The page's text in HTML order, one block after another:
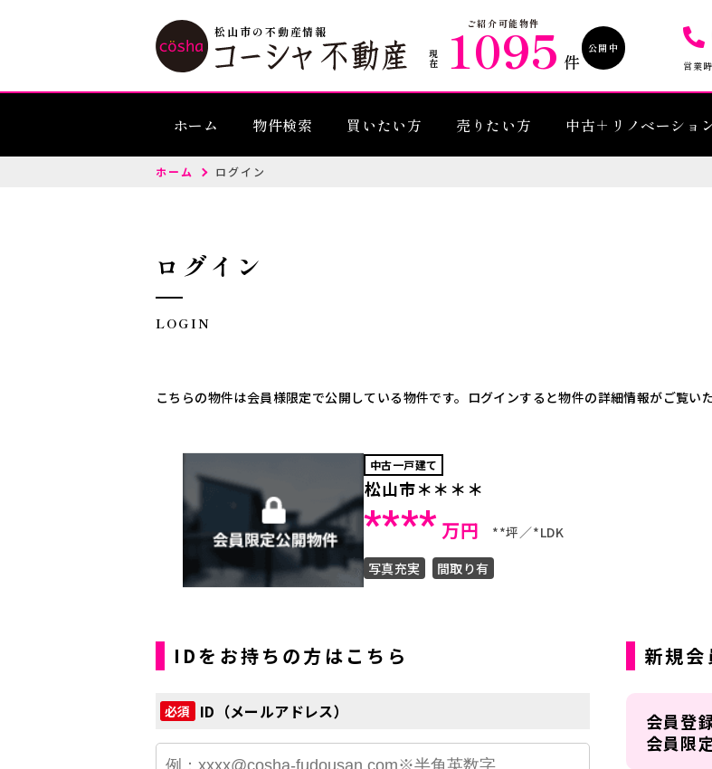
現在
ご紹介可能物件
1095 件
公開中
松山市の不動産情報
営業
ホーム 物件検索 買いたい方 売りたい方 中古＋リノベーショ
ホーム ログイン
ログイン
LOGIN
こちらの物件は会員様限定で公開している物件です。ログインすると物件の詳細情報がご覧いた
中古一戸建て
松山市＊＊＊＊
**** 万円 **坪
*LDK
写真充実
間取り有
IDをお持ちの方はこちら
必須 ID（メールアドレス）
新規
会員登
会員限